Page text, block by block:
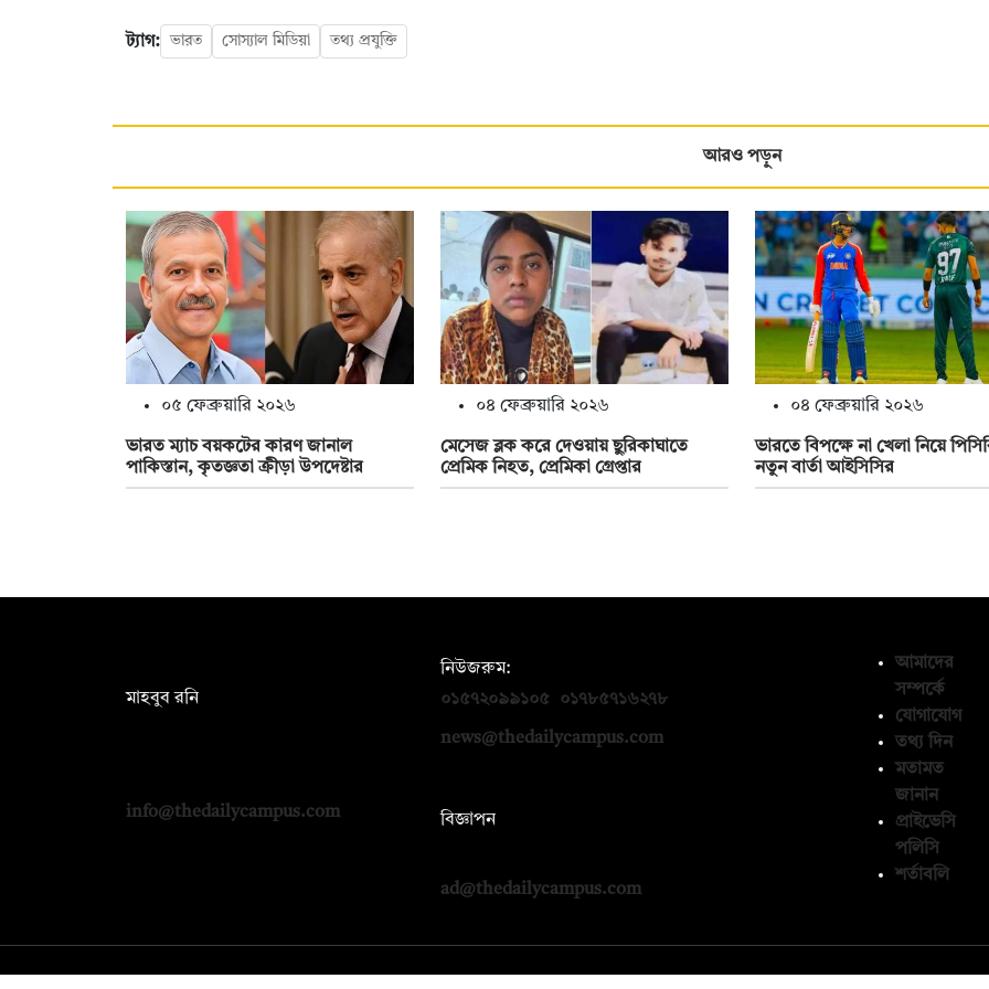
ট্যাগ: ভারত সোস্যাল মিডিয়া তথ্য প্রযুক্তি
আরও পড়ুন
০৫ ফেব্রুয়ারি ২০২৬
ভারত ম্যাচ বয়কটের কারণ জানাল
পাকিস্তান, কৃতজ্ঞতা ক্রীড়া উপদেষ্টার
০৪ ফেব্রুয়ারি ২০২৬
মেসেজ ব্লক করে দেওয়ায় ছুরিকাঘাতে
প্রেমিক নিহত, প্রেমিকা গ্রেপ্তার
০৪ ফেব্রুয়ারি ২০২৬
ভারতে বিপক্ষে না খেলা নিয়ে
নতুন বার্তা আইসিসির
মাহবুব রনি
info@thedailycampus.com
নিউজরুম:
০১৫৭২০৯৯১০৫
০১৭৮৫৭১৬২৭৮
news@thedailycampus.com
বিজ্ঞাপন
ad@thedailycampus.com
আমাদের
সম্পর্কে
যোগাযোগ
তথ্য দিন
মতামত
জানান
প্রাইভেসি
পলিসি
শর্তাবলি
© কপিরাইট 2026, দ্য ডেইলি ক্যাম্পাস লিমিটেড